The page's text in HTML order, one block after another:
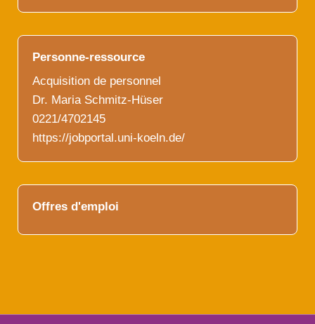
Personne-ressource
Acquisition de personnel
Dr. Maria Schmitz-Hüser
0221/4702145
https://jobportal.uni-koeln.de/
Offres d'emploi